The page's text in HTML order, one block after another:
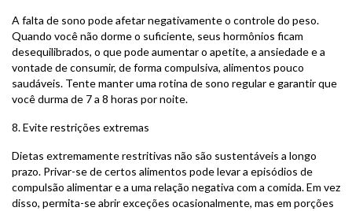
A falta de sono pode afetar negativamente o controle do peso.
Quando você não dorme o suficiente, seus hormônios ficam
desequilibrados, o que pode aumentar o apetite, a ansiedade e a
vontade de consumir, de forma compulsiva, alimentos pouco
saudáveis. Tente manter uma rotina de sono regular e garantir que
você durma de 7 a 8 horas por noite.
8. Evite restrições extremas
Dietas extremamente restritivas não são sustentáveis a longo
prazo. Privar-se de certos alimentos pode levar a episódios de
compulsão alimentar e a uma relação negativa com a comida. Em vez
disso, permita-se abrir exceções ocasionalmente, mas em porções